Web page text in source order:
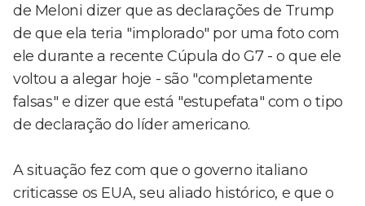
de Meloni dizer que as declarações de Trump
de que ela teria "implorado" por uma foto com
ele durante a recente Cúpula do G7 - o que ele
voltou a alegar hoje - são "completamente
falsas" e dizer que está "estupefata" com o tipo
de declaração do líder americano.
A situação fez com que o governo italiano
criticasse os EUA, seu aliado histórico, e que o